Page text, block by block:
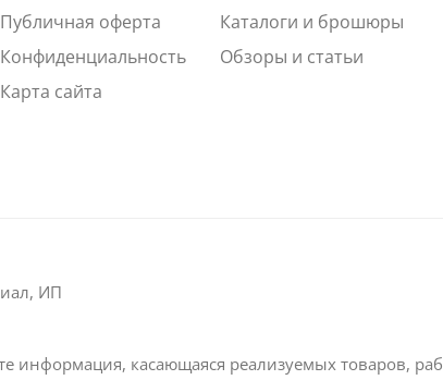
Публичная оферта
Конфиденциальность
Карта сайта
Каталоги и брошюры
Обзоры и статьи
ИП
информация, касающаяся реализуемых товаров,